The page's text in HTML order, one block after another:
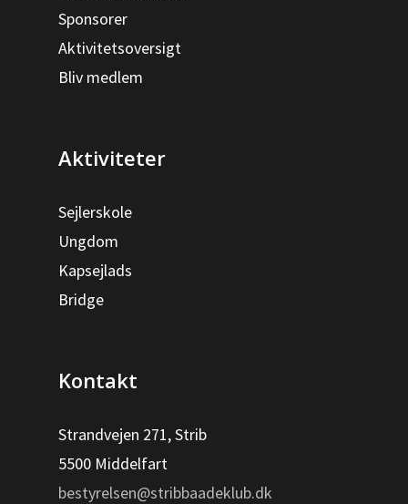
Sponsorer
Aktivitetsoversigt
Bliv medlem
Aktiviteter
Sejlerskole
Ungdom
Kapsejlads
Bridge
Kontakt
Strandvejen 271, Strib
5500 Middelfart
bestyrelsen@stribbaadeklub.dk